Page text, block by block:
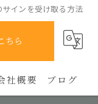
インを受け取る方法
ちら
社概要 ブログ